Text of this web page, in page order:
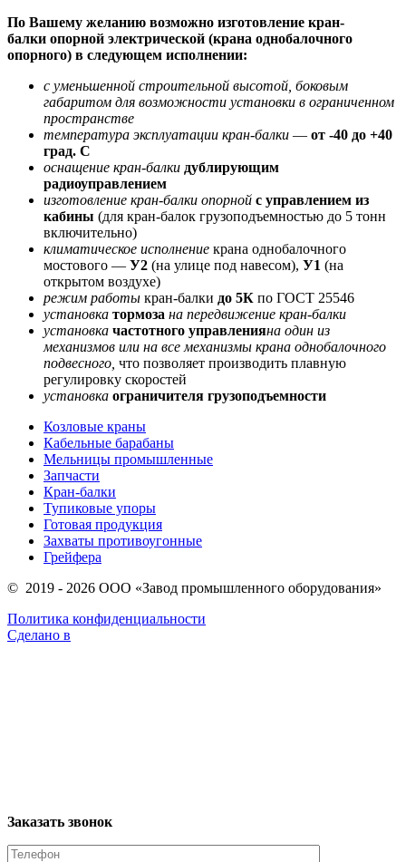
По Вашему желанию возможно изготовление кран-
балки опорной электрической (крана однобалочного
опорного) в следующем исполнении:
с уменьшенной строительной высотой, боковым
габаритом для возможности установки в ограниченном
пространстве
температура эксплуатации кран-балки — от -40 до +40
град. С
оснащение кран-балки дублирующим
радиоуправлением
изготовление кран-балки опорной с управлением из
кабины (для кран-балок грузоподъемностью до 5 тонн
включительно)
климатическое исполнение крана однобалочного
мостового — У2 (на улице под навесом), У1 (на
открытом воздухе)
режим работы кран-балки до 5К по ГОСТ 25546
установка тормоза на передвижение кран-балки
установка частотного управленияна один из
механизмов или на все механизмы крана однобалочного
подвесного, что позволяет производить плавную
регулировку скоростей
установка ограничителя грузоподъемности
Козловые краны
Кабельные барабаны
Мельницы промышленные
Запчасти
Кран-балки
Тупиковые упоры
Готовая продукция
Захваты противоугонные
Грейфера
© 2019 - 2026 ООО «Завод промышленного оборудования»
Политика конфиденциальности
Сделано в
Заказать звонок